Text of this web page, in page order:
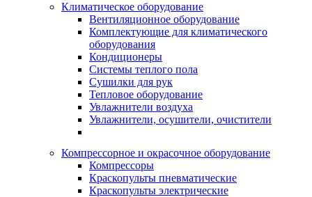
Климатическое оборудование
Вентиляционное оборудование
Комплектующие для климатического
оборудования
Кондиционеры
Системы теплого пола
Сушилки для рук
Тепловое оборудование
Увлажнители воздуха
Увлажнители, осушители, очистители
Компрессорное и окрасочное оборудование
Компрессоры
Краскопульты пневматические
Краскопульты электрические